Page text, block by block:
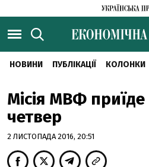
НОВИНИ ПУБЛІКАЦІЇ КОЛОНКИ
Місія МВФ приїде
четвер
2 ЛИСТОПАДА 2016, 20:51